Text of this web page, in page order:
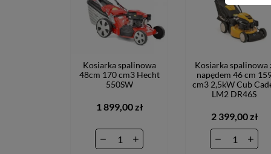
Kosiarka spalinowa
48cm 170 cm3 Hecht
550SW
1 899,00 zł
Kosiarka spalinowa
napędem 46 cm
cm3 2,5kW Cub
LM2 DR46S
2 399,00 zł